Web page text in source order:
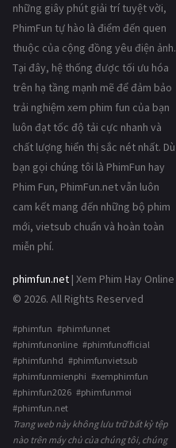
những giây phút giải trí tuyệt vời,
PhimFun tự hào là điểm đến quen
thuộc của cộng đồng yêu điện ảnh.
Tại đây, hệ thống được tối ưu hóa
trên hạ tầng mạnh mẽ để đảm bảo
trải nghiệm xem phim fun của bạn
luôn đạt tốc độ tải cực nhanh và
chất lượng hiển thị sắc nét nhất. Dù
bạn gọi chúng tôi là PhimFun hay
Phim Fun, PhimFun.net vẫn luôn
cam kết mang đến những bộ phim
mới, vietsub chuẩn và hoàn toàn
miễn phí.
phimfun.net | Xem Phim Hay Online
© 2026. All Rights Reserved
#phimfun #phimfunnet
#phimfunonline #phimfunofficial
#phimfunhd #phimfunvietsub
#phimfunmienphi #xemphimfun
#phimfun2026 #phimfunmoi
#phimfun.net
Trang web này không lưu trữ bất kỳ tệp
nào trên máy chủ của chúng tôi, chúng